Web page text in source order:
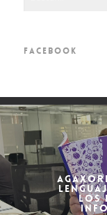
FACEBOOK
LOS